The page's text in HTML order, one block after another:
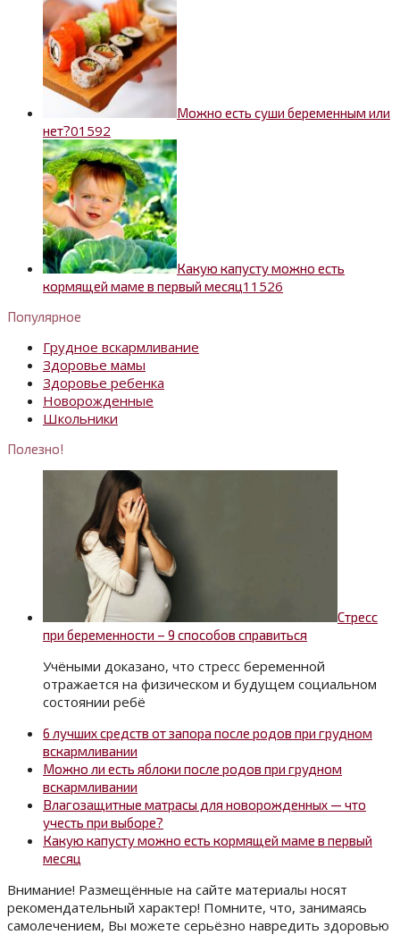
Можно есть суши беременным или
нет?01592
Какую капусту можно есть
кормящей маме в первый месяц1 1526
Популярное
Грудное вскармливание
Здоровье мамы
Здоровье ребенка
Новорожденные
Школьники
Полезно!
Стресс
при беременности – 9 способов справиться
Учёными доказано, что стресс беременной
отражается на физическом и будущем социальном
состоянии ребё
6 лучших средств от запора после родов при грудном
вскармливании
Можно ли есть яблоки после родов при грудном
вскармливании
Влагозащитные матрасы для новорожденных — что
учесть при выборе?
Какую капусту можно есть кормящей маме в первый
месяц
Внимание! Размещённые на сайте материалы носят
рекомендательный характер! Помните, что, занимаясь
самолечением, Вы можете серьёзно навредить здоровью